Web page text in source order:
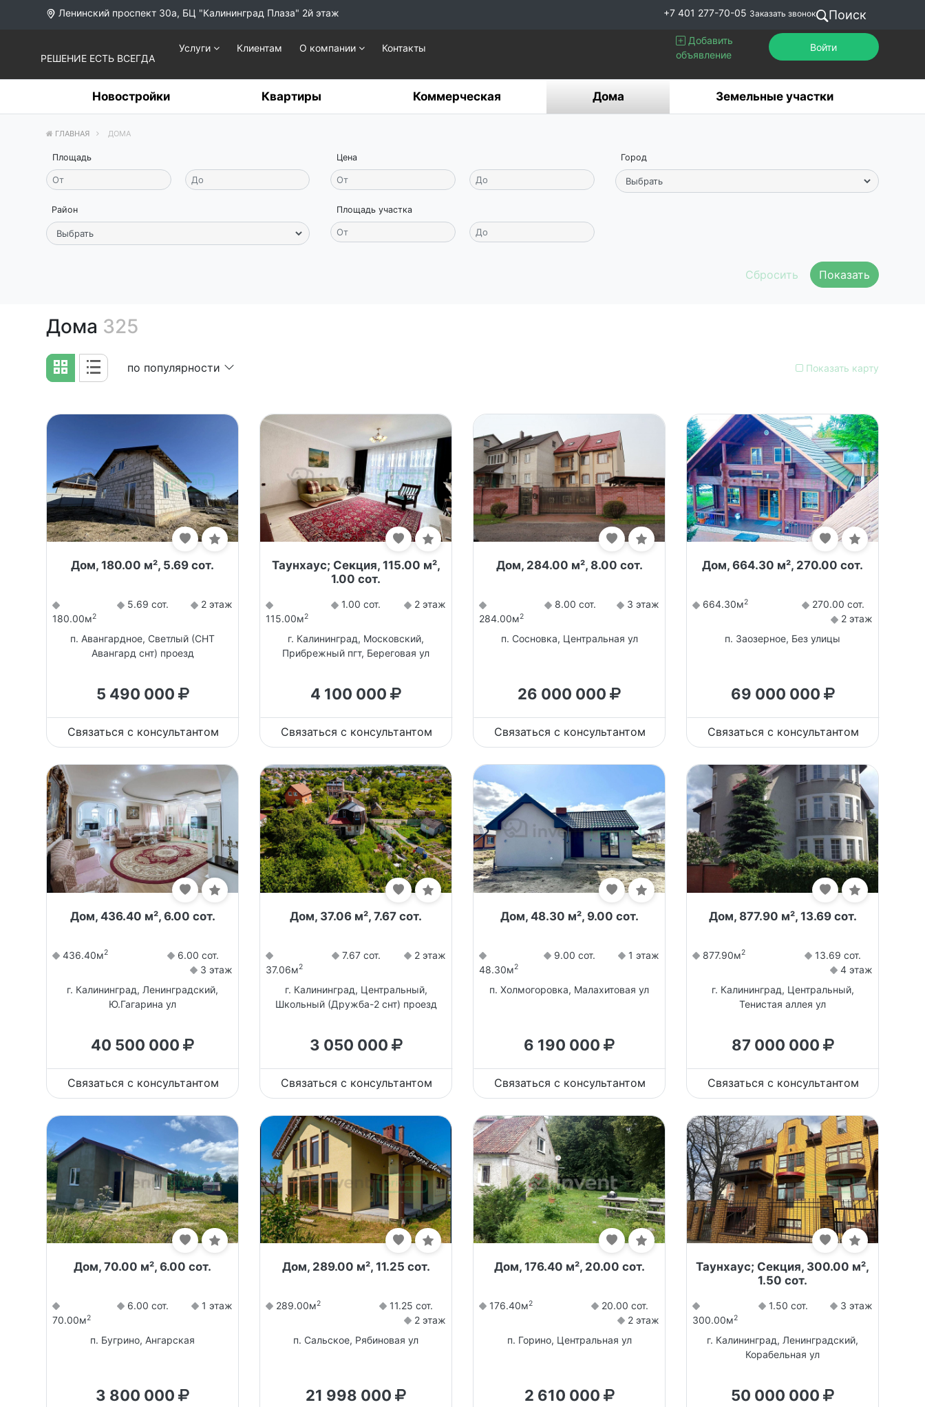
Ленинский проспект 30а, БЦ "Калининград Плаза" 2й этаж +7 401 277-70-05 Заказать звонок Поиск
РЕШЕНИЕ ЕСТЬ ВСЕГДА
Услуги Клиентам О компании Контакты
Добавить
объявление
Войти
Новостройки Квартиры Коммерческая Дома Земельные участки
ГЛАВНАЯ ДОМА
Площадь Цена Город
Район Площадь участка
Показать
Дома 325
по популярности Показать карту
Дом, 180.00 м², 5.69 сот.
180.00м2
5.69 сот. 2 этаж
п. Авангардное, Светлый (СНТ
Авангард снт) проезд
5 490 000
Связаться с консультантом
Таунхаус; Секция, 115.00 м²,
1.00 сот.
115.00м2
1.00 сот. 2 этаж
г. Калининград, Московский,
Прибрежный пгт, Береговая ул
4 100 000
Связаться с консультантом
Дом, 284.00 м², 8.00 сот.
284.00м2
8.00 сот. 3 этаж
п. Сосновка, Центральная ул
26 000 000
Связаться с консультантом
Дом, 664.30 м², 270.00 сот.
664.30м2
270.00 сот.
2 этаж
п. Заозерное, Без улицы
69 000 000
Связаться с консультантом
Дом, 436.40 м², 6.00 сот.
436.40м2
6.00 сот.
3 этаж
г. Калининград, Ленинградский,
Ю.Гагарина ул
40 500 000
Связаться с консультантом
Дом, 37.06 м², 7.67 сот.
37.06м2
7.67 сот. 2 этаж
г. Калининград, Центральный,
Школьный (Дружба-2 снт) проезд
3 050 000
Связаться с консультантом
Дом, 48.30 м², 9.00 сот.
48.30м2
9.00 сот. 1 этаж
п. Холмогоровка, Малахитовая ул
6 190 000
Связаться с консультантом
Дом, 877.90 м², 13.69 сот.
877.90м2
13.69 сот.
4 этаж
г. Калининград, Центральный,
Тенистая аллея ул
87 000 000
Связаться с консультантом
Дом, 70.00 м², 6.00 сот.
70.00м2
6.00 сот. 1 этаж
п. Бугрино, Ангарская
3 800 000
Дом, 289.00 м², 11.25 сот.
289.00м2
11.25 сот.
2 этаж
п. Сальское, Рябиновая ул
21 998 000
Дом, 176.40 м², 20.00 сот.
176.40м2
20.00 сот.
2 этаж
п. Горино, Центральная ул
2 610 000
Таунхаус; Секция, 300.00 м²,
1.50 сот.
300.00м2
1.50 сот. 3 этаж
г. Калининград, Ленинградский,
Корабельная ул
50 000 000